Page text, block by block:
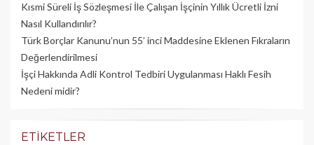
Kısmi Süreli İş Sözleşmesi İle Çalışan İşçinin Yıllık Üc­retli İzni
Nasıl Kullandırılır?
Türk Borçlar Kanunu’nun 55’ inci Maddesine Eklenen Fıkraların
Değerlendirilmesi
İşçi Hakkında Adli Kontrol Tedbiri Uygulanması Haklı Fesih
Nedeni midir?
ETIKETLER